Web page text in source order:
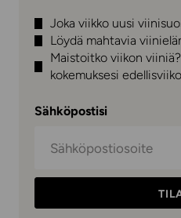
Joka viikko uusi
Löydä mahtavia
Maistoitko viikon
kokemuksesi
Sähköpostisi